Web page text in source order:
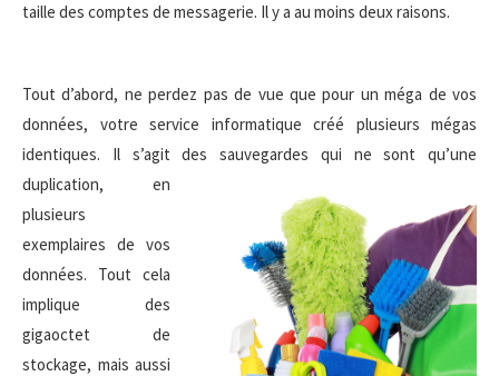
taille des comptes de messagerie. Il y a au moins deux raisons.
Tout d’abord, ne perdez pas de vue que pour un méga de vos
données, votre service informatique créé plusieurs mégas
identiques. Il s’agit des sauvegardes qui ne sont qu’une
duplication, en
plusieurs
exemplaires de vos
données. Tout cela
implique des
gigaoctet de
stockage, mais aussi